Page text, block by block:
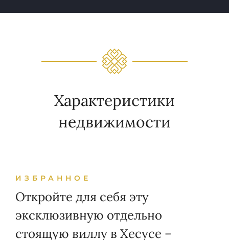
Характеристики
недвижимости
ИЗБРАННОЕ
Откройте для себя эту
эксклюзивную отдельно
стоящую виллу в Хесусе –